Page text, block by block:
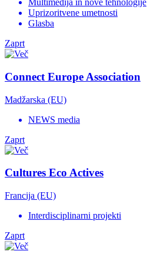
Multimedija in nove tehnologije
Uprizoritvene umetnosti
Glasba
Zaprt
Connect Europe Association
Madžarska (EU)
NEWS media
Zaprt
Cultures Eco Actives
Francija (EU)
Interdisciplinarni projekti
Zaprt